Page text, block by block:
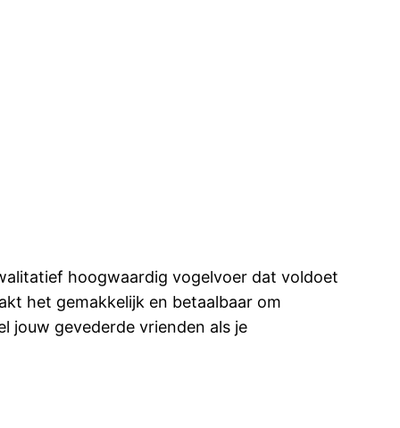
hoogwaardig vogelvoer dat voldoet
het gemakkelijk en betaalbaar om
jouw gevederde vrienden als je